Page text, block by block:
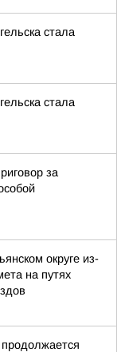
стала
стала
за
округе из-
на путях